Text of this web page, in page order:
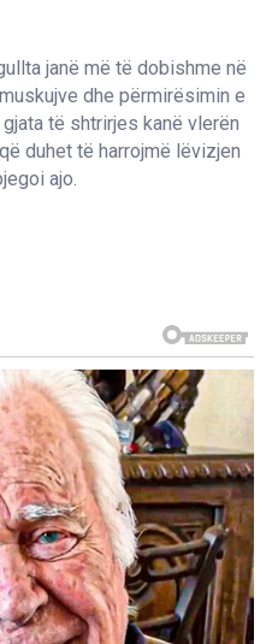
janë më të dobishme në
dhe përmirësimin e
të shtrirjes kanë vlerën
duhet të harrojmë lëvizjen
ajo.